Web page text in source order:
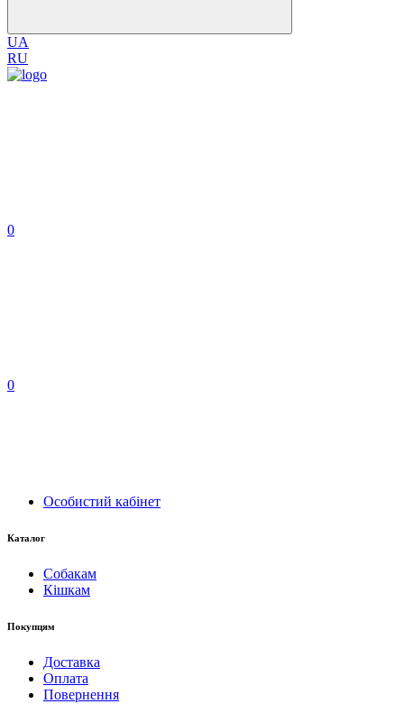
UA
RU
0
0
Особистий кабінет
Каталог
Собакам
Кішкам
Покупцям
Доставка
Оплата
Повернення